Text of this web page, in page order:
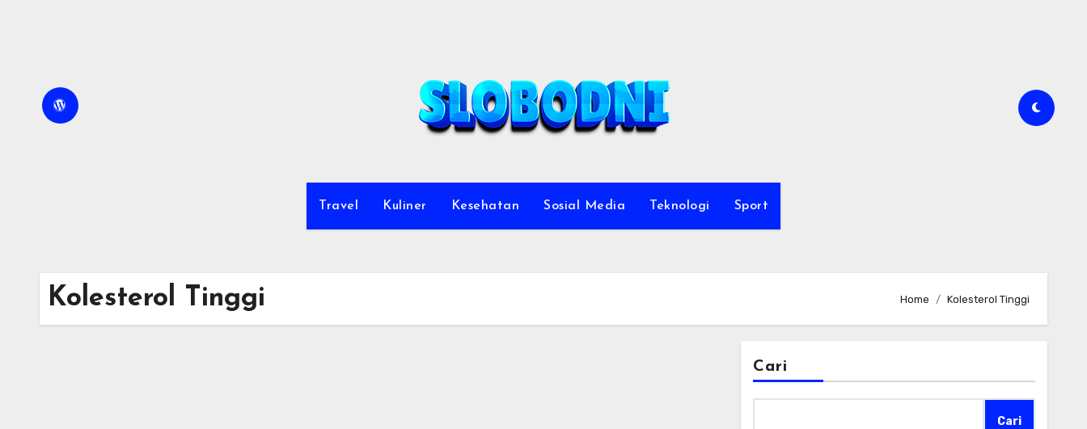
Travel Kuliner Kesehatan Sosial Media Teknologi Sport
Kolesterol Tinggi Home Kolesterol Tinggi
Cari
Cari